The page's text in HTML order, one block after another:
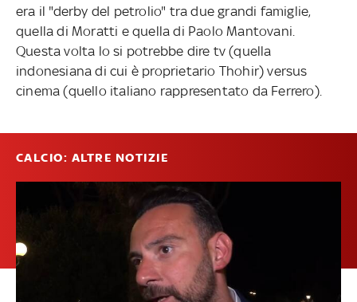
era il "derby del petrolio" tra due grandi famiglie,
quella di Moratti e quella di Paolo Mantovani.
Questa volta lo si potrebbe dire tv (quella
indonesiana di cui è proprietario Thohir) versus
cinema (quello italiano rappresentato da Ferrero).
CALCIO: ALTRE NOTIZIE